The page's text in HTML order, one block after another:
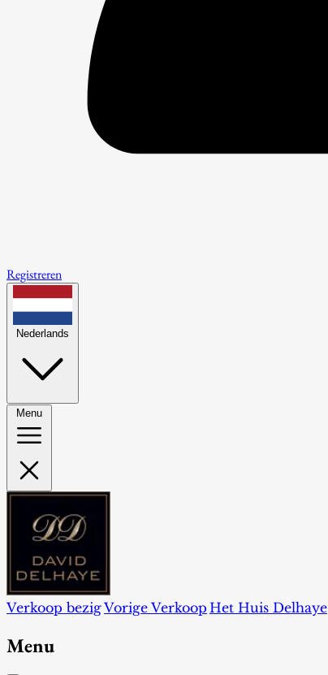
Registreren
Nederlands
Menu
Verkoop bezigVorige Verkoop Het Huis Delhaye
Menu